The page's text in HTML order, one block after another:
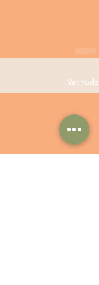
Ver tudo